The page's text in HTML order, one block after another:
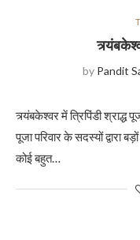
by Pandit
त्र्यंबकेश्वर में त्रिपिंडी श्राद्ध
पूजा परिवार के सदस्यों द्वारा
कोई बहुत…